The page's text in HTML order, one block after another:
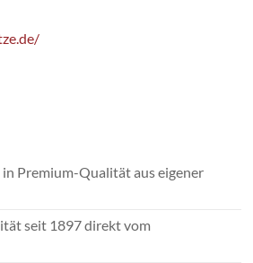
in Premium-Qualität aus eigener
seit 1897 direkt vom